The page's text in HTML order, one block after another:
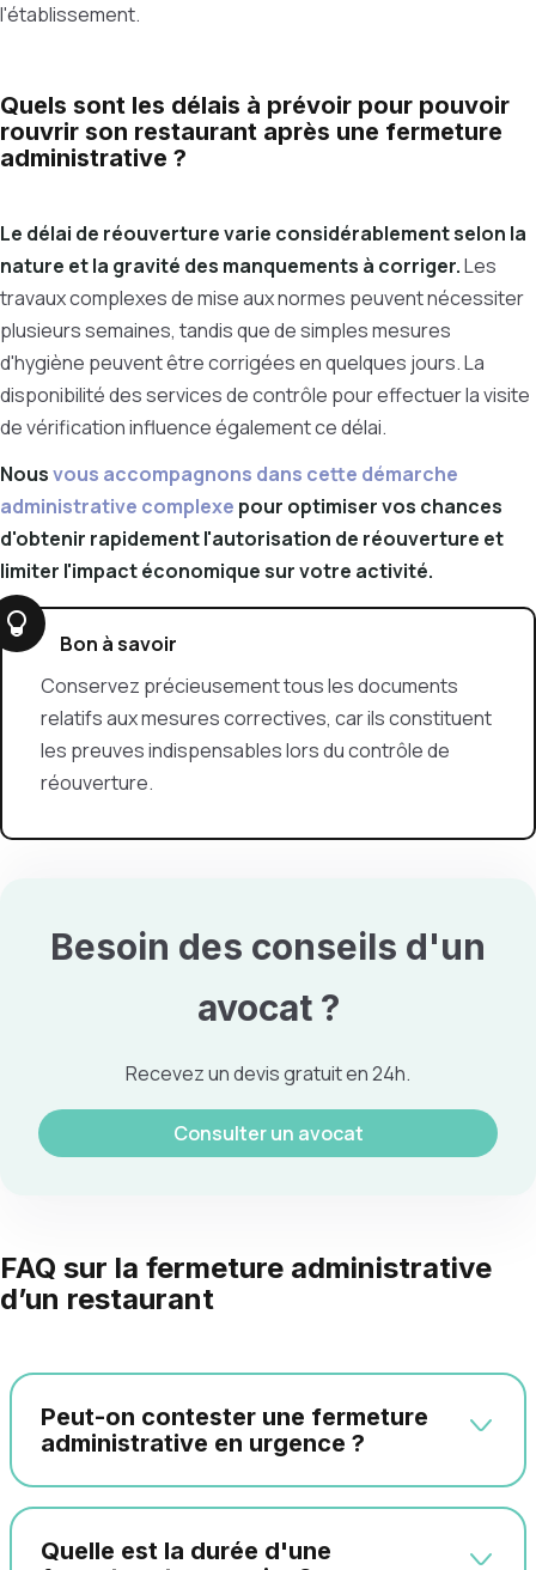
l'établissement.
Quels sont les délais à prévoir pour pouvoir
rouvrir son restaurant après une fermeture
administrative ?
Le délai de réouverture varie considérablement selon la
nature et la gravité des manquements à corriger.Les
travaux complexes de mise aux normes peuvent nécessiter
plusieurs semaines, tandis que de simples mesures
d'hygiène peuvent être corrigées en quelques jours. La
disponibilité des services de contrôle pour effectuer la visite
de vérification influence également ce délai.
Nousvous accompagnons dans cette démarche
administrative complexe pour optimiser vos chances
d'obtenir rapidement l'autorisation de réouverture et
limiter l'impact économique sur votre activité.
Bon à savoir
Conservez précieusement tous les documents
relatifs aux mesures correctives, car ils constituent
les preuves indispensables lors du contrôle de
réouverture.
Besoin des conseils d'un
avocat ?
Recevez un devis gratuit en 24h.
Consulter un avocat
FAQ sur la fermeture administrative
d’un restaurant
Peut-on contester une fermeture
administrative en urgence ?
Quelle est la durée d'une